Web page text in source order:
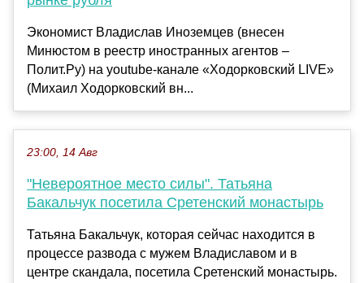
Экономист Владислав Иноземцев (внесен
Минюстом в реестр иностранных агентов –
Полит.Ру) на youtube-канале «Ходорковский LIVE»
(Михаил Ходорковский вн...
23:00, 14 Авг
"Невероятное место силы". Татьяна
Бакальчук посетила Сретенский монастырь
Татьяна Бакальчук, которая сейчас находится в
процессе развода с мужем Владиславом и в
центре скандала, посетила Сретенский монастырь.